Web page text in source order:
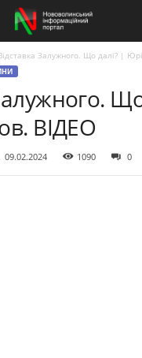
Залужного. Що далі? |
ВIДЕО
09.02.2024 1090 0